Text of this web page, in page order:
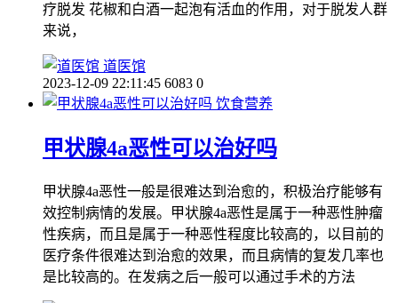
疗脱发 花椒和白酒一起泡有活血的作用，对于脱发人群
来说，
道医馆
2023-12-09 22:11:45 6083 0
饮食营养
甲状腺4a恶性可以治好吗
甲状腺4a恶性一般是很难达到治愈的，积极治疗能够有
效控制病情的发展。甲状腺4a恶性是属于一种恶性肿瘤
性疾病，而且是属于一种恶性程度比较高的，以目前的
医疗条件很难达到治愈的效果，而且病情的复发几率也
是比较高的。在发病之后一般可以通过手术的方法